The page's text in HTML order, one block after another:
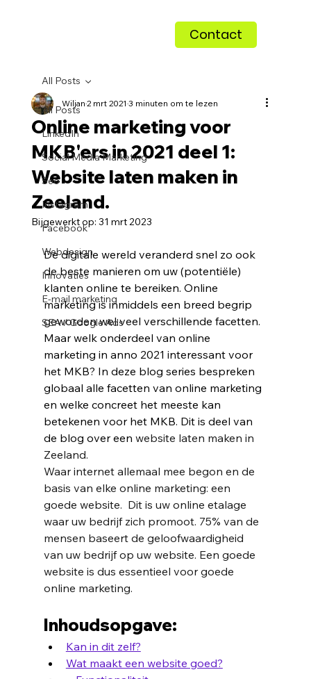
Contact
All Posts
LinkedIn
Social Media Marketing
Seo
Instagram
Facebook
Webdesign
Innovaties
E-mail marketing
SEA / Google Ads
All Posts
Online marketing voor
MKB'ers in 2021 deel 1:
Website laten maken in
Zeeland.
Wiljan2 mrt 2021 3 minuten om te lezen
Bijgewerkt op: 31 mrt 2023
De digitale wereld veranderd snel zo ook
de beste manieren om uw (potentiële)
klanten online te bereiken. Online
marketing is inmiddels een breed begrip
geworden wel veel verschillende facetten.
Maar welk onderdeel van online
marketing in anno 2021 interessant voor
het MKB? In deze blog series bespreken
globaal alle facetten van online marketing
en welke concreet het meeste kan
betekenen voor het MKB. Dit is deel van
de blog over een website laten maken in
Zeeland.
Waar internet allemaal mee begon en de
basis van elke online marketing: een
goede website.  Dit is uw online etalage
waar uw bedrijf zich promoot. 75% van de
mensen baseert de geloofwaardigheid
van uw bedrijf op uw website. Een goede
website is dus essentieel voor goede
online marketing.
Inhoudsopgave:
Kan in dit zelf?
Wat maakt een website goed?